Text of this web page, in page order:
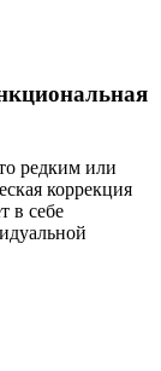
редким или
коррекция
в себе